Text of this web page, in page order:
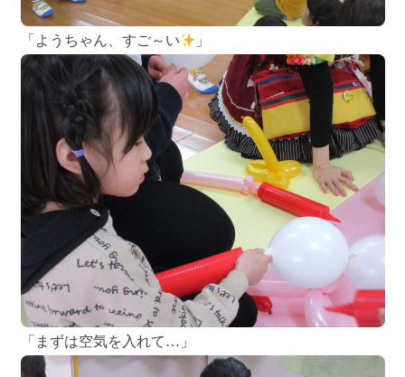
「ようちゃん、すご～い 」
「まずは空気を入れて…」